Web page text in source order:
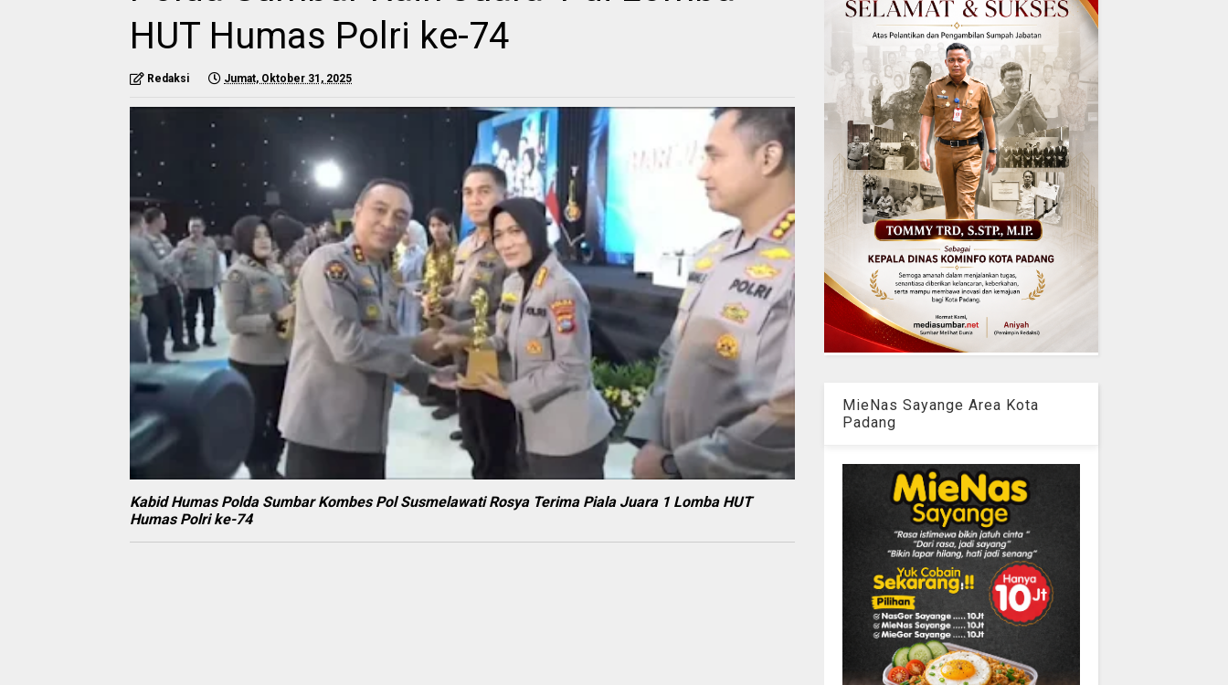
HUT Humas Polri ke-74
Redaksi Jumat, Oktober 31, 2025
Kabid Humas Polda Sumbar Kombes Pol Susmelawati Rosya Terima Piala Juara 1 Lomba HUT
Humas Polri ke-74
MieNas Sayange Area Kota
Padang